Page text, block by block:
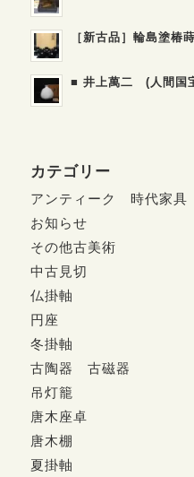
［新古品］輪島塗椿
■ 井上萬二 (人間国
カテゴリー
アンティーク 時代家具
お知らせ
その他古美術
中古見切
仏掛軸
円座
冬掛軸
古陶器 古磁器
吊灯籠
唐木座卓
唐木棚
夏掛軸